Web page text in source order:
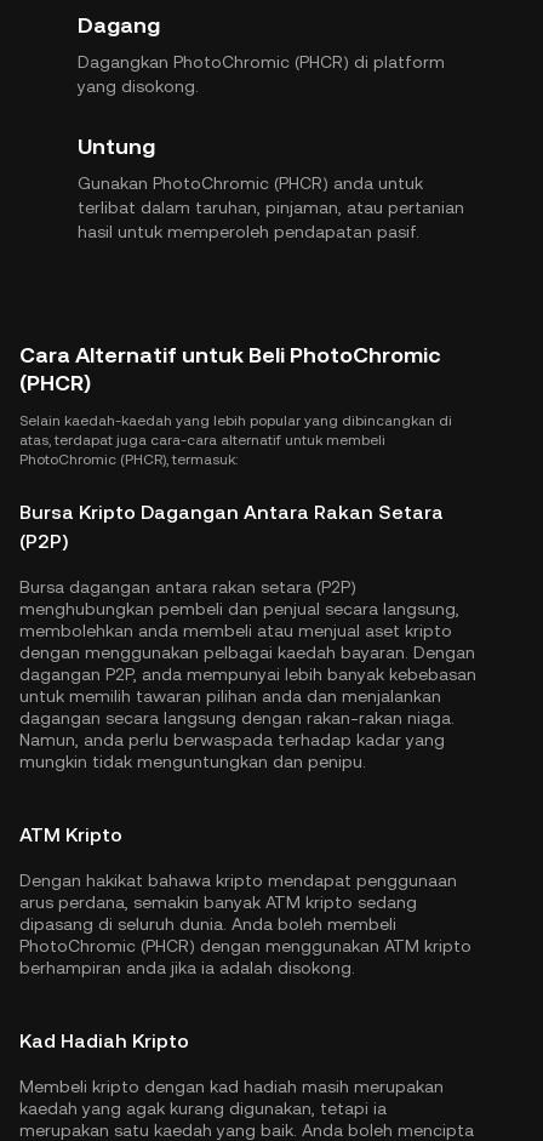
Dagang
Dagangkan PhotoChromic (PHCR) di platform
yang disokong.
Untung
Gunakan PhotoChromic (PHCR) anda untuk
terlibat dalam taruhan, pinjaman, atau pertanian
hasil untuk memperoleh pendapatan pasif.
Cara Alternatif untuk Beli PhotoChromic
(PHCR)
Selain kaedah-kaedah yang lebih popular yang dibincangkan di
atas, terdapat juga cara-cara alternatif untuk membeli
PhotoChromic (PHCR), termasuk:
Bursa Kripto Dagangan Antara Rakan Setara
(P2P)
Bursa dagangan antara rakan setara (P2P)
menghubungkan pembeli dan penjual secara langsung,
membolehkan anda membeli atau menjual aset kripto
dengan menggunakan pelbagai kaedah bayaran. Dengan
dagangan P2P, anda mempunyai lebih banyak kebebasan
untuk memilih tawaran pilihan anda dan menjalankan
dagangan secara langsung dengan rakan-rakan niaga.
Namun, anda perlu berwaspada terhadap kadar yang
mungkin tidak menguntungkan dan penipu.
ATM Kripto
Dengan hakikat bahawa kripto mendapat penggunaan
arus perdana, semakin banyak ATM kripto sedang
dipasang di seluruh dunia. Anda boleh membeli
PhotoChromic (PHCR) dengan menggunakan ATM kripto
berhampiran anda jika ia adalah disokong.
Kad Hadiah Kripto
Membeli kripto dengan kad hadiah masih merupakan
kaedah yang agak kurang digunakan, tetapi ia
merupakan satu kaedah yang baik. Anda boleh mencipta